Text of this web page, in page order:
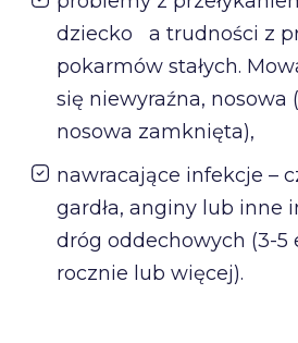
dziecko a trudności z
pokarmów stałych.
się niewyraźna, nosowa
nosowa zamknięta),
nawracające infekcje –
gardła, anginy lub inne
dróg oddechowych (3-5
rocznie lub więcej).